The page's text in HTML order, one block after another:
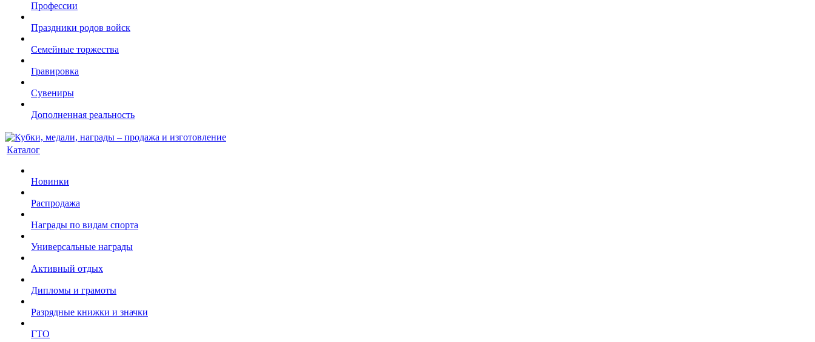
Профессии
Праздники родов войск
Семейные торжества
Гравировка
Сувениры
Дополненная реальность
Каталог
Новинки
Распродажа
Награды по видам спорта
Универсальные награды
Активный отдых
Дипломы и грамоты
Разрядные книжки и значки
ГТО